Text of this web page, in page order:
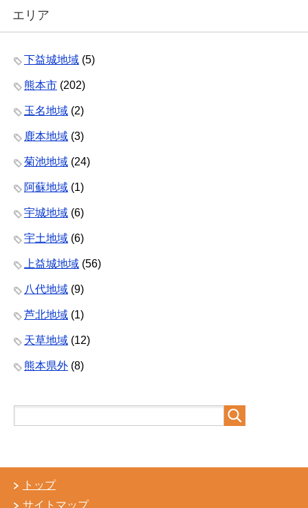
エリア
下益城地域 (5)
熊本市 (202)
玉名地域 (2)
鹿本地域 (3)
菊池地域 (24)
阿蘇地域 (1)
宇城地域 (6)
宇土地域 (6)
上益城地域 (56)
八代地域 (9)
芦北地域 (1)
天草地域 (12)
熊本県外 (8)
トップ
サイトマップ